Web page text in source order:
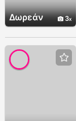
Δωρεάν 3